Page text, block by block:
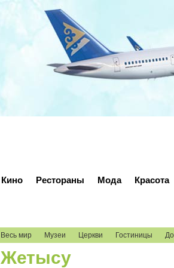
Кино Рестораны Мода Красота
Весь мир Музеи Церкви Гостиницы
Жетысу